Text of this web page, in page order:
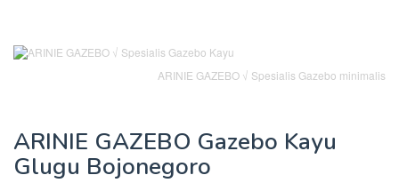
ARINIE GAZEBO √ Spesialis Gazebo minimalis
ARINIE GAZEBO Gazebo Kayu
Glugu Bojonegoro